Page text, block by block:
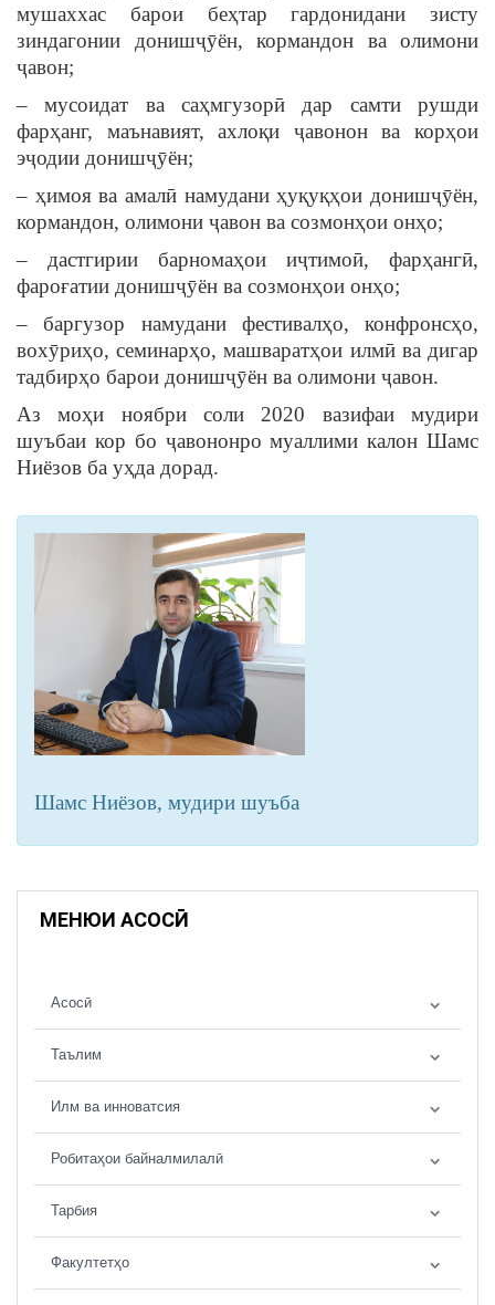
мушаххас барои беҳтар гардонидани зисту
зиндагонии донишҷӯён, кормандон ва олимони
ҷавон;
– мусоидат ва саҳмгузорӣ дар самти рушди
фарҳанг, маънавият, ахлоқи ҷавонон ва корҳои
эҷодии донишҷӯён;
– ҳимоя ва амалӣ намудани ҳуқуқҳои донишҷӯён,
кормандон, олимони ҷавон ва созмонҳои онҳо;
– дастгирии барномаҳои иҷтимоӣ, фарҳангӣ,
фароғатии донишҷӯён ва созмонҳои онҳо;
– баргузор намудани фестивалҳо, конфронсҳо,
вохӯриҳо, семинарҳо, машваратҳои илмӣ ва дигар
тадбирҳо барои донишҷӯён ва олимони ҷавон.
Аз моҳи ноябри соли 2020 вазифаи мудири
шуъбаи кор бо ҷавононро муаллими калон Шамс
Ниёзов ба уҳда дорад.
Шамс Ниёзов, мудири шуъба
МЕНЮИ АСОСӢ
Асосӣ
Таълим
Илм ва инноватсия
Робитаҳои байналмилалӣ
Тарбия
Факултетҳо